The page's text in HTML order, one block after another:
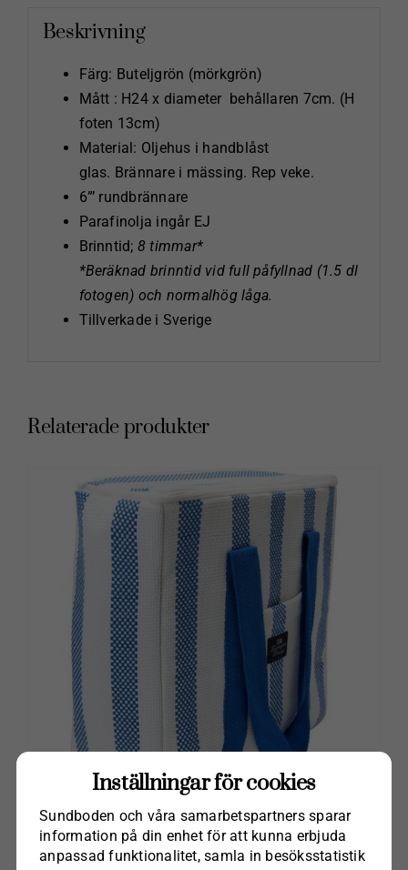
Beskrivning
Färg: Buteljgrön (mörkgrön)
Mått : H24 x diameter behållaren 7cm. (H
foten 13cm)
Material: Oljehus i handblåst
glas. Brännare i mässing. Rep veke.
6”’ rundbrännare
Parafinolja ingår EJ
Brinntid; 8 timmar*
*Beräknad brinntid vid full påfyllnad (1.5 dl
fotogen) och normalhög låga.
Tillverkade i Sverige
Relaterade produkter
Kylväska Lexington
Inställningar för cookies
Sundboden och våra samarbets­partners sparar
information på din enhet för att kunna erbjuda
anpassad funktionalitet, samla in besöks­statistik